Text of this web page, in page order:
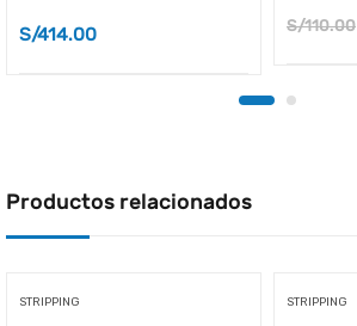
S/414.00 S/110.00
Productos relacionados
STRIPPING STRIPPING